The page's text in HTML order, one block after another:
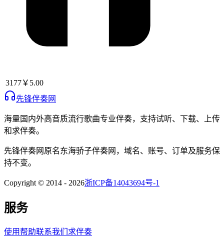
3177￥5.00
先锋伴奏网
海量国内外高音质流行歌曲专业伴奏，支持试听、下载、上传
和求伴奏。
先锋伴奏网 原名东海骄子伴奏网 ，域名、账号、订单及服务保
持不变。
Copyright © 2014 - 2026浙ICP备14043694号-1
服务
使用帮助联系我们 求伴奏